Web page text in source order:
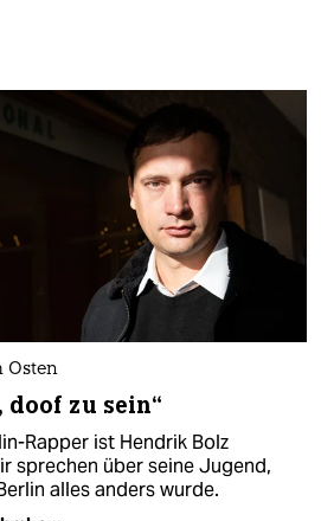
Osten
doof zu sein“
Rapper ist Hendrik Bolz
sprechen über seine Jugend,
alles anders wurde.